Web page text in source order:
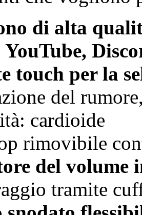
di alta
touch per la
del
cardioide
rimovibile
del volume
tramite